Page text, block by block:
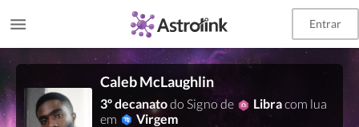
Entrar
Caleb McLaughlin
3º decanatodo Signo de Libracom lua
em
Virgem